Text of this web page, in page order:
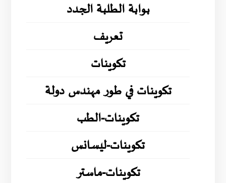
بوابة الطلبة الجدد
تعريف
تكوينات
تكوينات في طور مهندس دولة
تكوينات-الطب
تكوينات-ليسانس
تكوينات-ماستر